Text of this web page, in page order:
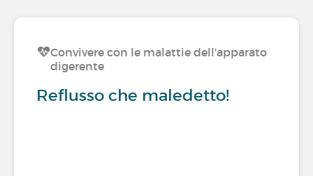
Convivere con le malattie dell'apparato
digerente
Reflusso che maledetto!